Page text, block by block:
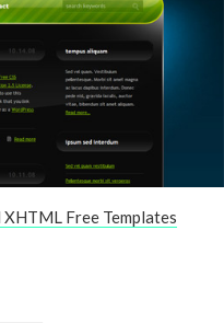
Free Templates